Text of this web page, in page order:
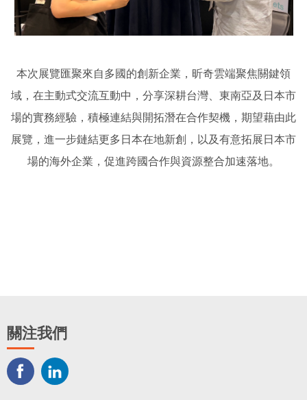
本次展覽匯聚來自多國的創新企業， 昕奇雲端聚焦關鍵領
域 ，在主動式交流互動中，分享深耕台灣、東南亞及日本市
場的實務經驗，積極連結與開拓潛在合作契機，期望藉由此
展覽， 進一步鏈結更多日本在地新創，以及有意拓展日本市
場的海外企業，促進跨國合作與資源整合加速落地。
關注我們